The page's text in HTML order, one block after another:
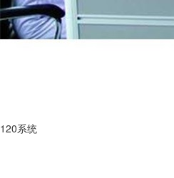
120系统